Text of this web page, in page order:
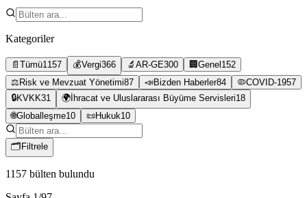
Kategoriler
📄 Tümü1157 💰Vergi366 🔬 AR-GE300 🏢 Genel 152
⚖️ Risk ve Mevzuat Yönetimi87 📣Bizden Haberler84 🦠COVID-1957
🔒KVKK31 🌍 İhracat ve Uluslararası Büyüme Servisleri18
🌐Globalleşme10 📜Hukuk10
🗂 Filtrele
1157 bülten bulundu